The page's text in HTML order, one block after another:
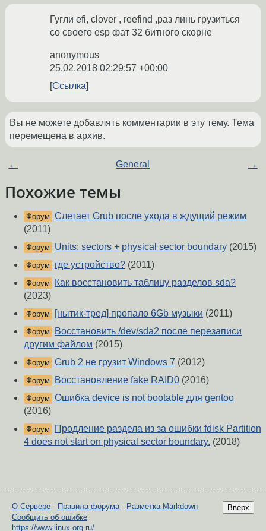
Гугли efi, clover , reefind ,раз линь грузиться
со своего esp фат 32 битного скорне
anonymous
25.02.2018 02:29:57 +00:00
Ссылка
Вы не можете добавлять комментарии в эту тему. Тема
перемещена в архив.
← General →
Похожие темы
Форум Слетает Grub после ухода в ждущий режим
(2011)
Форум Units: sectors + physical sector boundary (2015)
Форум где устройство? (2011)
Форум
Как восстановить таблицу разделов sda?
(2023)
Форум [нытик-тред] пропало 6Gb музыки (2011)
Форум
Восстановить /dev/sda2 после перезаписи
другим файлом (2015)
Форум Grub 2 не грузит Windows 7 (2012)
Форум Восстановление fake RAID0 (2016)
Форум Ошибка device is not bootable для gentoo
(2016)
Форум
Продление раздела из за ошибки fdisk Partition
4 does not start on physical sector boundary. (2018)
Вверх
О Сервере - Правила форума- Разметка Markdown
Сообщить об ошибке
https://www.linux.org.ru/